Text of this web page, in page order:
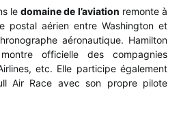
le domaine de l’aviation remonte à
postal aérien entre Washington et
aéronautique. Hamilton
officielle des compagnies
etc. Elle participe également
Air Race avec son propre pilote